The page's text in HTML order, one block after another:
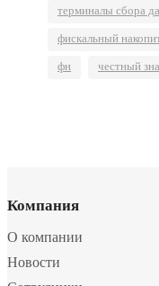
терминалы сбора
фискальный
фн честный
Компания
О компании
Новости